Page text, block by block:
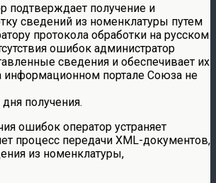
подтверждает получение и
сведений из номенклатуры путем
протокола обработки на русском
ошибок администратор
сведения и обеспечивает их
информационном портале Союза не
получения.
ошибок оператор устраняет
процесс передачи XML-документов,
из номенклатуры,